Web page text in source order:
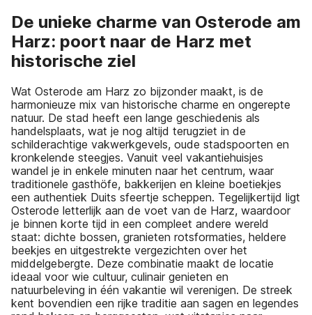
De unieke charme van Osterode am
Harz: poort naar de Harz met
historische ziel
Wat Osterode am Harz zo bijzonder maakt, is de
harmonieuze mix van historische charme en ongerepte
natuur. De stad heeft een lange geschiedenis als
handelsplaats, wat je nog altijd terugziet in de
schilderachtige vakwerkgevels, oude stadspoorten en
kronkelende steegjes. Vanuit veel vakantiehuisjes
wandel je in enkele minuten naar het centrum, waar
traditionele gasthöfe, bakkerijen en kleine boetiekjes
een authentiek Duits sfeertje scheppen. Tegelijkertijd ligt
Osterode letterlijk aan de voet van de Harz, waardoor
je binnen korte tijd in een compleet andere wereld
staat: dichte bossen, granieten rotsformaties, heldere
beekjes en uitgestrekte vergezichten over het
middelgebergte. Deze combinatie maakt de locatie
ideaal voor wie cultuur, culinair genieten en
natuurbeleving in één vakantie wil verenigen. De streek
kent bovendien een rijke traditie aan sagen en legendes